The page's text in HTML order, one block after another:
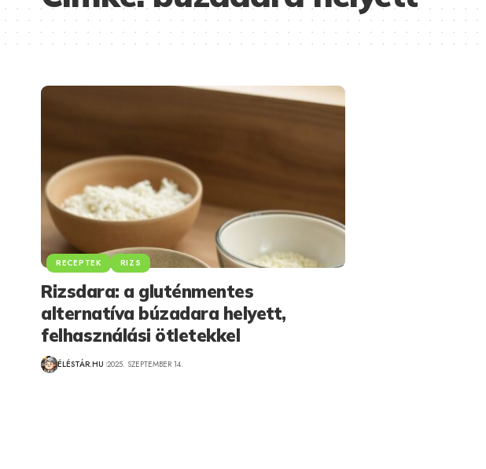
RECEPTEK RIZS
Rizsdara: a gluténmentes
alternatíva búzadara helyett,
felhasználási ötletekkel
ÉLÉSTÁR.HU 2025. SZEPTEMBER 14.